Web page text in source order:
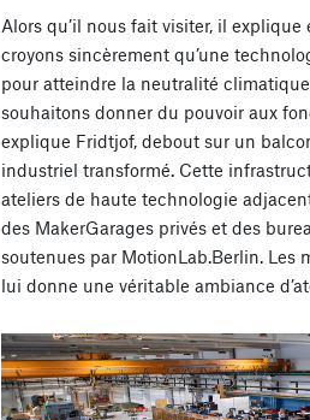
Alors qu’il nous fait visiter, il
croyons sincèrement qu’une
pour atteindre la neutralité
souhaitons donner du pouvoir aux
explique Fridtjof, debout sur un
industriel transformé. Cette
ateliers de haute technologie
des MakerGarages privés et des
soutenues par MotionLab.Berlin. Les
lui donne une véritable ambiance